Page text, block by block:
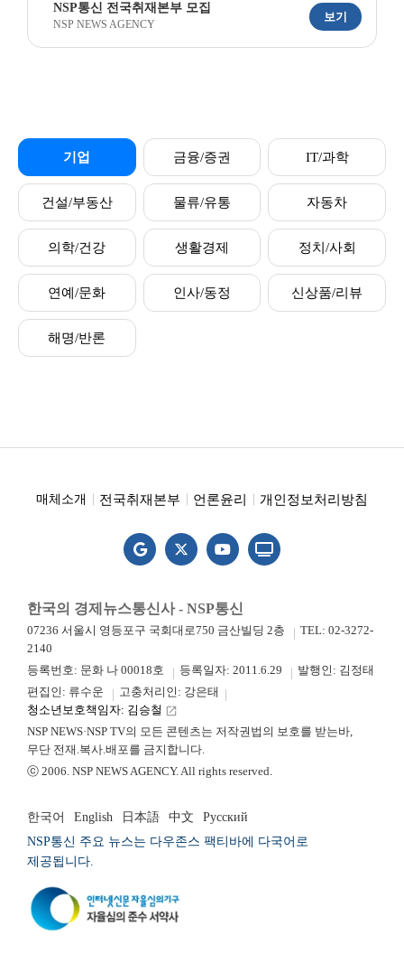
NSP통신 전국취재본부 모집
NSP NEWS AGENCY
보기
기업 금융/증권 IT/과학
건설/부동산 물류/유통 자동차
의학/건강 생활경제 정치/사회
연예/문화 인사/동정 신상품/리뷰
해명/반론
매체소개 전국취재본부 언론윤리 개인정보처리방침
한국의 경제뉴스통신사 - NSP통신
07236 서울시 영등포구 국회대로750 금산빌딩 2층
TEL: 02-3272-
2140
등록번호: 문화 나 00018호
등록일자: 2011.6.29
발행인: 김정태
편집인: 류수운
고충처리인: 강은태
청소년보호책임자: 김승철 launch
NSP NEWS·NSP TV의 모든 콘텐츠는 저작권법의 보호를 받는바,
무단 전재.복사.배포를 금지합니다.
ⓒ 2006. NSP NEWS AGENCY. All rights reserved.
한국어 English 日本語 中文
Русский
NSP통신 주요 뉴스는 다우존스 팩티바에 다국어로
제공됩니다.